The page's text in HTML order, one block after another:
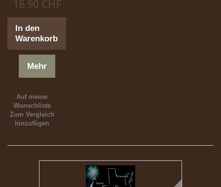
16.90 CHF
In den
Warenkorb
Mehr
Auf meine
Wunschliste
Zum Vergleich
hinzufügen